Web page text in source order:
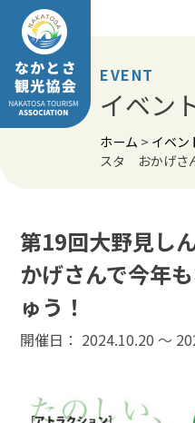
Skip
content
EVENT
イベン
ホーム > イベン
スタ おかげさ
第19回大野見し
かげさんで今年
ゅう！
開催日： 2024.10.20 〜